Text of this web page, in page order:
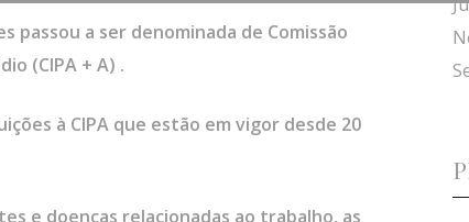
passou a ser denominada de Comissão
(CIPA + A) .
à CIPA que estão em vigor desde 20
e doenças relacionadas ao trabalho, as